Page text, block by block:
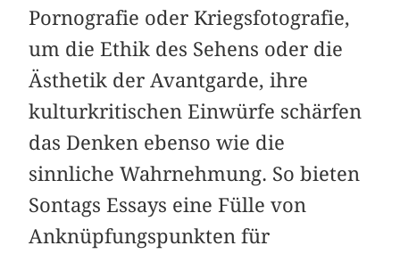
Pornografie oder Kriegsfotografie,
um die Ethik des Sehens oder die
Ästhetik der Avantgarde, ihre
kulturkritischen Einwürfe schärfen
das Denken ebenso wie die
sinnliche Wahrnehmung. So bieten
Sontags Essays eine Fülle von
Anknüpfungspunkten für